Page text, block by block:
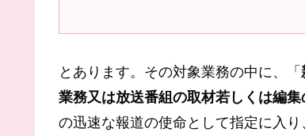
とあります。その対象業務の中に、「
業務又は放送番組の取材若しくは編集
の迅速な報道の使命として指定に入り